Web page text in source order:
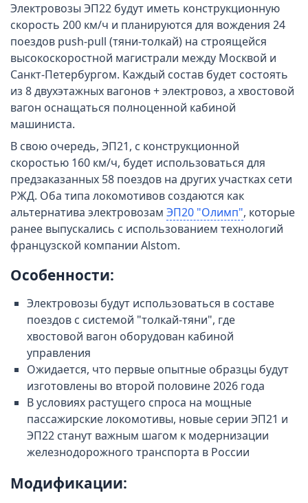
Электровозы ЭП22 будут иметь конструкционную
скорость 200 км/ч и планируются для вождения 24
поездов push-pull (тяни-толкай) на строящейся
высокоскоростной магистрали между Москвой и
Санкт-Петербургом. Каждый состав будет состоять
из 8 двухэтажных вагонов + электровоз, а хвостовой
вагон оснащаться полноценной кабиной
машиниста.
В свою очередь, ЭП21, с конструкционной
скоростью 160 км/ч, будет использоваться для
предзаказанных 58 поездов на других участках сети
РЖД. Оба типа локомотивов создаются как
альтернатива электровозам ЭП20 "Олимп", которые
ранее выпускались с использованием технологий
французской компании Alstom.
Особенности:
Электровозы будут использоваться в составе
поездов с системой "толкай-тяни", где
хвостовой вагон оборудован кабиной
управления
Ожидается, что первые опытные образцы будут
изготовлены во второй половине 2026 года
В условиях растущего спроса на мощные
пассажирские локомотивы, новые серии ЭП21 и
ЭП22 станут важным шагом к модернизации
железнодорожного транспорта в России
Модификации: